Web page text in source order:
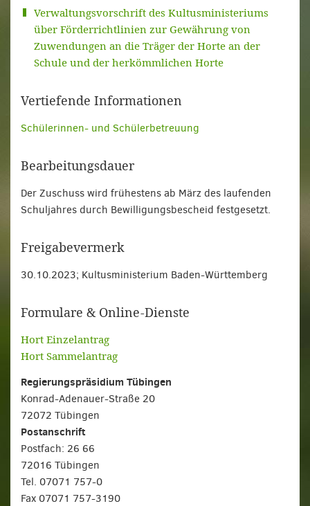
Verwaltungsvorschrift des Kultusministeriums
über Förderrichtlinien zur Gewährung von
Zuwendungen an die Träger der Horte an der
Schule und der herkömmlichen Horte
Vertiefende Informationen
Schülerinnen- und Schülerbetreuung
Bearbeitungsdauer
Der Zuschuss wird frühestens ab März des laufenden
Schuljahres durch Bewilligungsbescheid festgesetzt.
Freigabevermerk
30.10.2023; Kultusministerium Baden-Württemberg
Formulare & Online-Dienste
Hort Einzelantrag
Hort Sammelantrag
Regierungspräsidium Tübingen
Konrad-Adenauer-Straße 20
72072 Tübingen
Postanschrift
Postfach: 26 66
72016 Tübingen
Tel. 07071 757-0
Fax 07071 757-3190